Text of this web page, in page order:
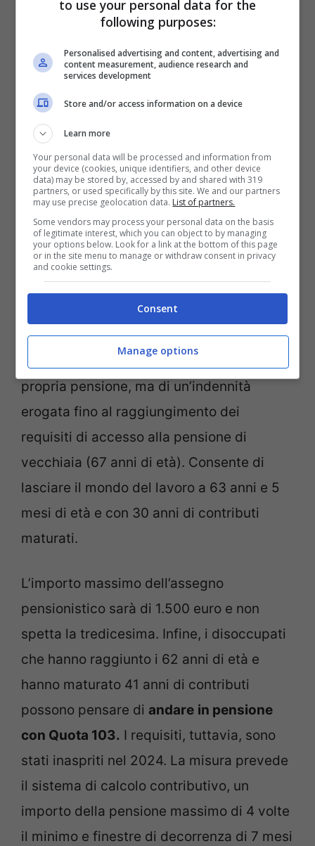
Le tre opzioni di pensionamento per i disoccupati
(Ladradibiciclette.it)
Questa misura prevede, infine, finestre di
decorrenza molto lunghe. Un anno per le
dipendenti e 18 mesi per le autonome. Un
secondo scivolo dedicato ai disoccupatiè
. Non si tratta di una vera e
propria pensione, ma di un’indennità
erogata fino al raggiungimento dei
requisiti di accesso alla pensione di
vecchiaia (67 anni di età). Consente di
lasciare il mondo del lavoro a 63 anni e 5
mesi di età e con 30 anni di contributi
maturati.
L’importo massimo dell’assegno
pensionistico sarà di 1.500 euro e non
spetta la tredicesima. Infine, i disoccupati
che hanno raggiunto i 62 anni di età e
hanno maturato 41 anni di contributi
possono pensare di andare in pensione
con Quota 103. I requisiti, tuttavia, sono
stati inaspriti nel 2024. La misura prevede
il sistema di calcolo contributivo, un
importo della pensione massimo di 4 volte
il minimo e finestre di decorrenza di 7 mesi
to use your personal data for the
following purposes:
Personalised advertising and content, advertising and
content measurement, audience research and
services development
Store and/or access information on a device
Learn more
Your personal data will be processed and information from
your device (cookies, unique identifiers, and other device
data) may be stored by, accessed by and shared with 319
partners, or used specifically by this site. We and our partners
may use precise geolocation data. List of partners.
Some vendors may process your personal data on the basis
of legitimate interest, which you can object to by managing
your options below. Look for a link at the bottom of this page
or in the site menu to manage or withdraw consent in privacy
and cookie settings.
Consent
Manage options